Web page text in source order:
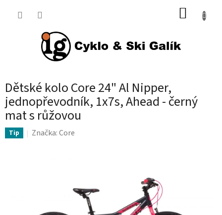
Dětské kolo Core 24" Al Nipper,
jednopřevodník, 1x7s, Ahead - černý
mat s růžovou
Tip Značka:Core